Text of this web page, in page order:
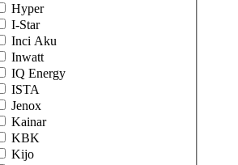
Hyper
I-Star
Inci Aku
Inwatt
IQ Energy
ISTA
Jenox
Kainar
KBK
Kijo